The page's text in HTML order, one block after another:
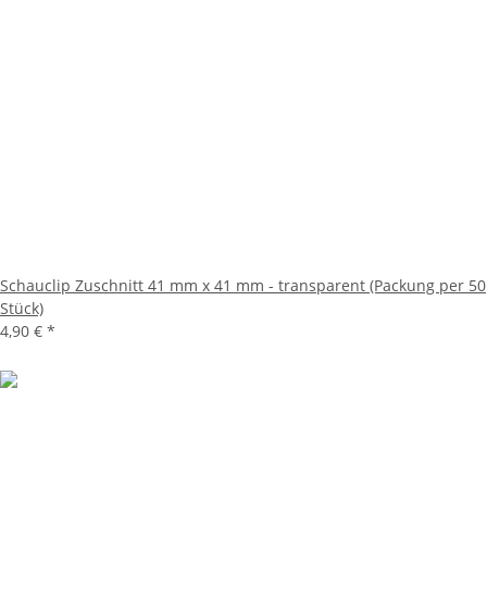
Schauclip Zuschnitt 41 mm x 41 mm - transparent (Packung per 50
Stück)
4,90 € *